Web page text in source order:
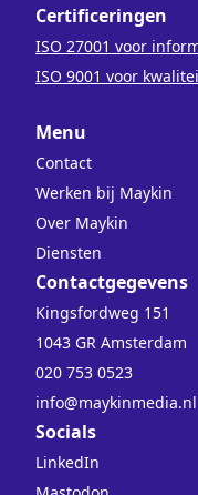
Certificeringen
ISO 27001 voor
ISO 9001 voor
Menu
Contact
Werken bij Maykin
Over Maykin
Diensten
Contactgegevens
Kingsfordweg 151
1043 GR Amsterdam
020 753 0523
info@maykinmedia.nl
Socials
LinkedIn